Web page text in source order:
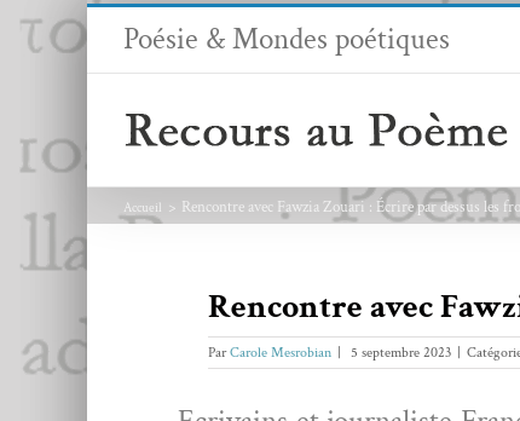
Passer
Poésie & Mondes poétiques
Accueil Rencontre avec Fawzia Zouari : Écrire par dessus les
Rencontre avec
ParCarole Mesrobian 5 septembre 2023